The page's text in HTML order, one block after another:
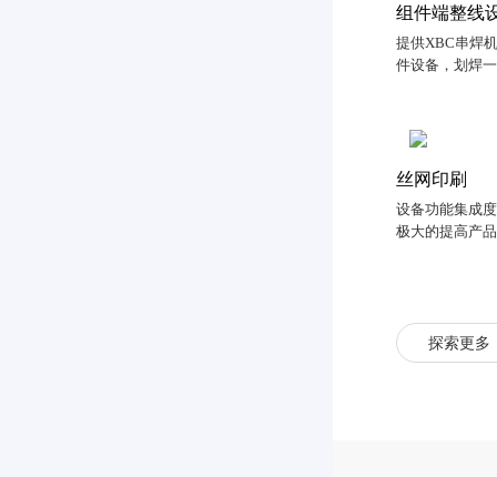
组件端整线
提供XBC串焊机
件设备，划
丝网印刷
设备功能集成度
极大的提高产
探索更多